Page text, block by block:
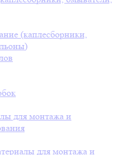
(каплесборники,
для монтажа и
для монтажа и